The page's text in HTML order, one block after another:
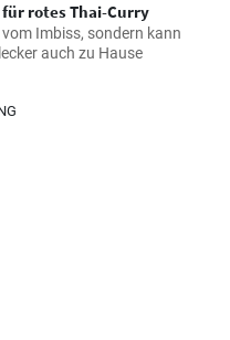
für rotes Thai-Curry
Imbiss, sondern kann
auch zu Hause